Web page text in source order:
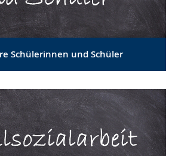
Schülerinnen und Schüler